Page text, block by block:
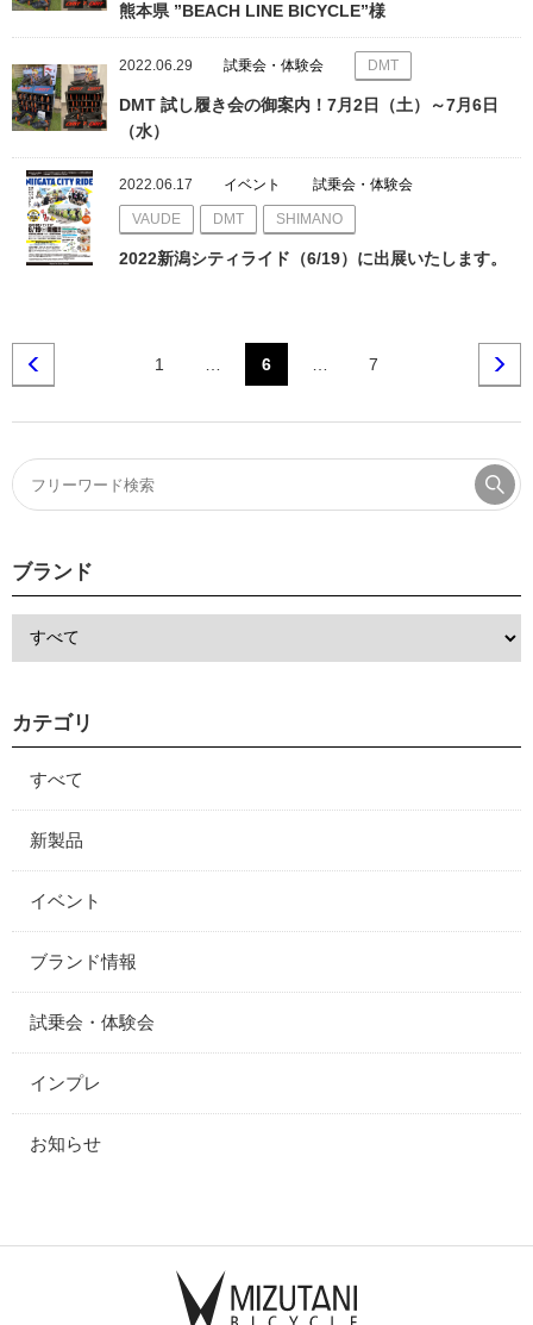
熊本県 ”BEACH LINE BICYCLE”様
2022.06.29 試乗会・体験会 DMT
DMT 試し履き会の御案内！7月2日（土）～7月6日
（水）
2022.06.17 イベント 試乗会・体験会
VAUDE DMT SHIMANO
2022新潟シティライド（6/19）に出展いたします。
1 6 7
ブランド
カテゴリ
すべて
新製品
イベント
ブランド情報
試乗会・体験会
インプレ
お知らせ